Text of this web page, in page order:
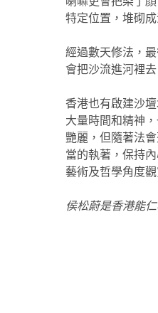
特定位置，堆砌
經過數天修法，
會把沙流進河裡去
香港也有啟建沙
大量時間和精神
艷麗，但隨著法
當的執著，保持
藝術及哲學角度
侯松蔚是香港能